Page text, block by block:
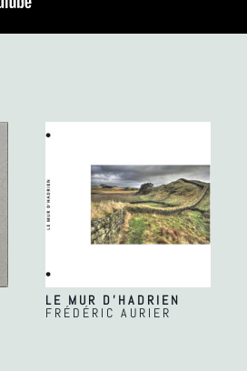
LE MUR D’HADRIEN
FRÉDÉRIC AURIER